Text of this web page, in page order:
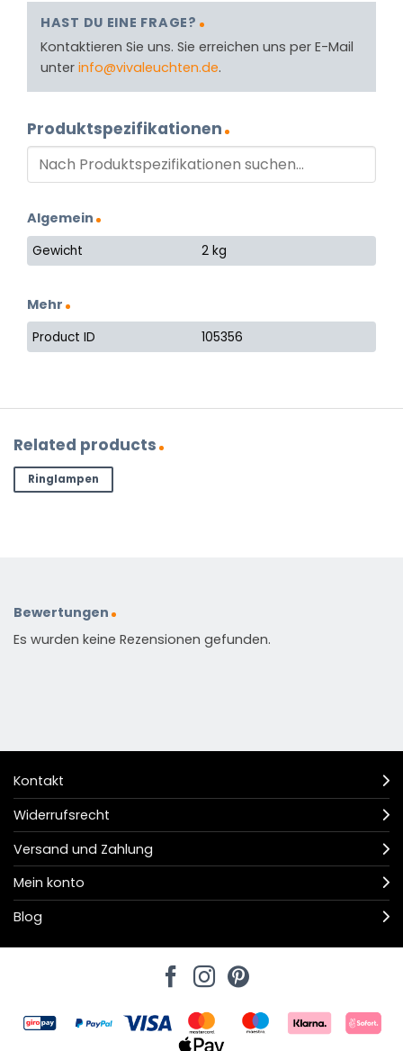
HAST DU EINE FRAGE?
Kontaktieren Sie uns. Sie erreichen uns per E-Mail
unter info@vivaleuchten.de.
Produktspezifikationen
Algemein
Gewicht 2 kg
Mehr
Product ID 105356
Related products
Ringlampen
Bewertungen
Es wurden keine Rezensionen gefunden.
Kontakt
Widerrufsrecht
Versand und Zahlung
Mein konto
Blog